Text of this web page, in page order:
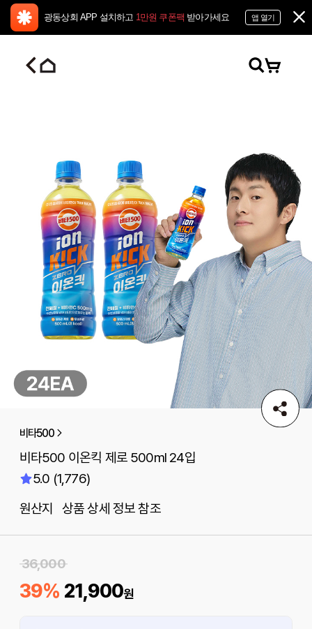
광동상회 APP 설치하고 1만원 쿠폰팩 받아가세요 앱 열기
비타500
비타500 이온킥 제로 500ml 24입
5.0 (1,776)
원산지 상품 상세 정보 참조
36,000
39% 21,900원